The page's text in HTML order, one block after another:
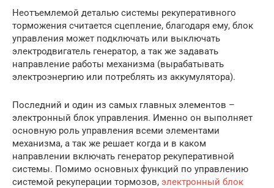
Неотъемлемой деталью системы рекуперативного
торможения считается сцепление, благодаря ему, блок
управления может подключать или выключать
электродвигатель генератор, а так же задавать
направление работы механизма (вырабатывать
электроэнергию или потреблять из аккумулятора).
Последний и один из самых главных элементов –
электронный блок управления. Именно он выполняет
основную роль управления всеми элементами
механизма, а так же решает когда и в каком
направлении включать генератор рекуперативной
системы. Помимо основных функций по управлению
системой рекуперации тормозов, электронный блок